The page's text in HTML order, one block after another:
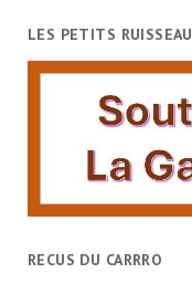
LES PETITS
RECUS DU CARRRO